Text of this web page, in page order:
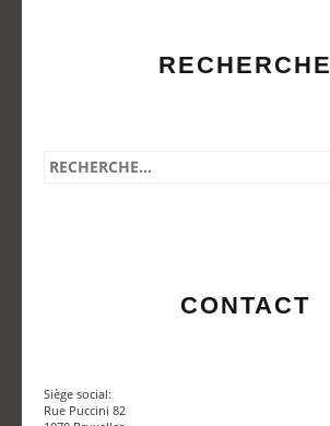
RECHERCHE
CONTACT
Siège social:
Rue Puccini 82